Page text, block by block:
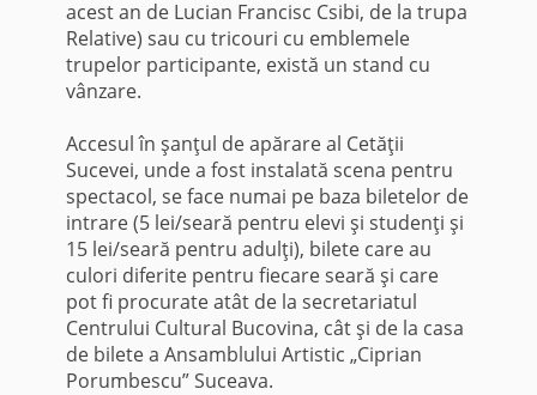
acest an de Lucian Francisc Csibi, de la trupa
Relative) sau cu tricouri cu emblemele
trupelor participante, există un stand cu
vânzare.
Accesul în şanţul de apărare al Cetăţii
Sucevei, unde a fost instalată scena pentru
spectacol, se face numai pe baza biletelor de
intrare (5 lei/seară pentru elevi şi studenţi şi
15 lei/seară pentru adulţi), bilete care au
culori diferite pentru fiecare seară şi care
pot fi procurate atât de la secretariatul
Centrului Cultural Bucovina, cât şi de la casa
de bilete a Ansamblului Artistic „Ciprian
Porumbescu” Suceava.